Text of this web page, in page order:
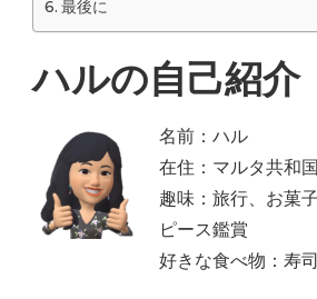
最後に
ハルの自己紹介
名前：ハル
在住：マルタ共和国
趣味：旅行、お菓
ピース鑑賞
好きな食べ物：寿